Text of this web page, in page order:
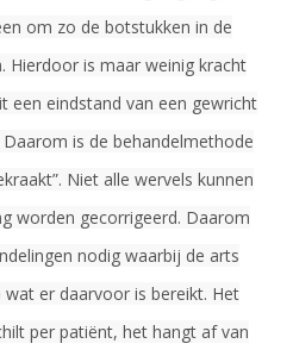
om zo de botstukken in de
Hierdoor is maar weinig kracht
een eindstand van een gewricht
is de behandelmethode
Niet alle wervels kunnen
worden gecorrigeerd. Daarom
nodig waarbij de arts
er daarvoor is bereikt. Het
per patiënt, het hangt af van